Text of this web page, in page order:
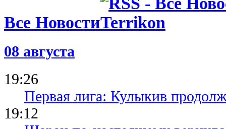
Все Новости
08 августа
19:26
Первая лига: Кулыкив
19:12